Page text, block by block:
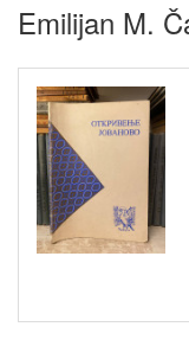
Emilijan M.